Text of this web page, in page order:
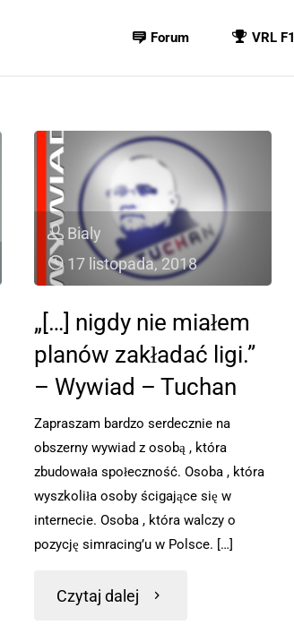
Forum VRL F1
Bialy
17 listopada, 2018
„[…] nigdy nie miałem
planów zakładać ligi.”
– Wywiad – Tuchan
Zapraszam bardzo serdecznie na
obszerny wywiad z osobą , która
zbudowała społeczność. Osoba , która
wyszkoliła osoby ścigające się w
internecie. Osoba , która walczy o
pozycję simracing’u w Polsce. […]
Czytaj dalej